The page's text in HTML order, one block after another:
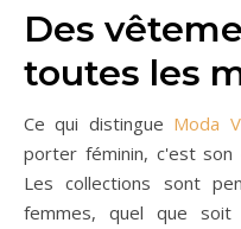
Des
toutes les
Ce qui distingue Moda
porter féminin, c'est son
Les collections sont
femmes, quel que